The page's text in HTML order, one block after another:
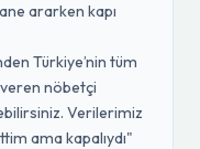
ararken kapı
Türkiye’nin tüm
nöbetçi
Verilerimiz
ama kapalıydı"